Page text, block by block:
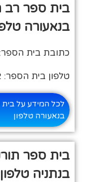
בית ספר רב
בנאעורה
כתובת בית הספר:
טלפון בית הספר: 04-6532572
לכל המידע על בית
בנאעורה טלפון
בית ספר
בנתניה טלפון